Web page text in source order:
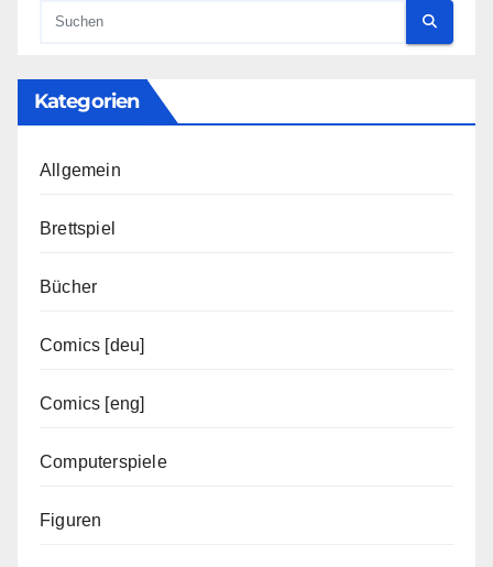
Kategorien
Allgemein
Brettspiel
Bücher
Comics [deu]
Comics [eng]
Computerspiele
Figuren